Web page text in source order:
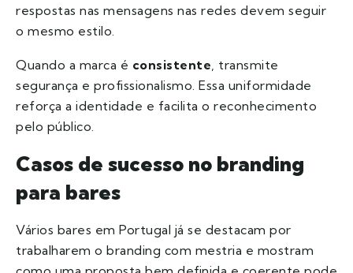
respostas nas mensagens nas redes devem seguir
o mesmo estilo.
Quando a marca é consistente, transmite
segurança e profissionalismo. Essa uniformidade
reforça a identidade e facilita o reconhecimento
pelo público.
Casos de sucesso no branding
para bares
Vários bares em Portugal já se destacam por
trabalharem o branding com mestria e mostram